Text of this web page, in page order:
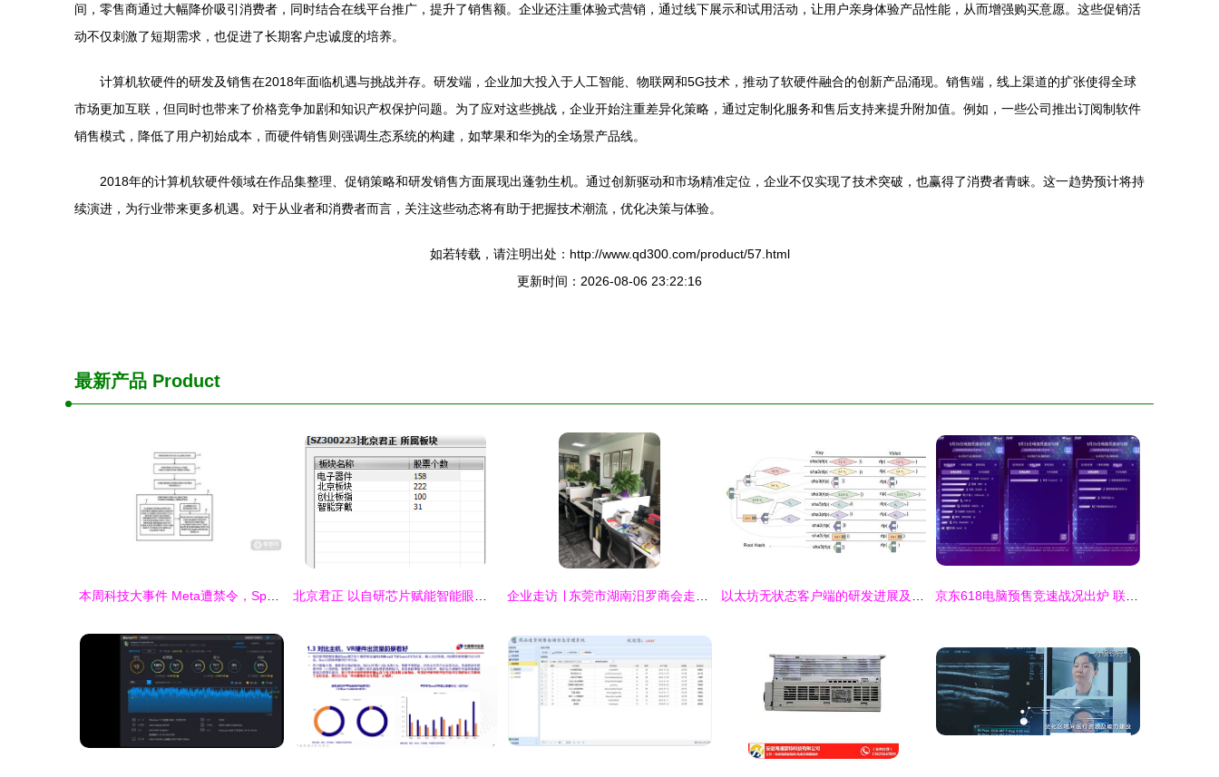
间，零售商通过大幅降价吸引消费者，同时结合在线平台推广，提升了销售额。企业还注重体验式营销，通过线下展示和试用活动，让用户亲身体验产品性能，从而增强购买意愿。这些促销活
动不仅刺激了短期需求，也促进了长期客户忠诚度的培养。
计算机软硬件的研发及销售在2018年面临机遇与挑战并存。研发端，企业加大投入于人工智能、物联网和5G技术，推动了软硬件融合的创新产品涌现。销售端，线上渠道的扩张使得全球
市场更加互联，但同时也带来了价格竞争加剧和知识产权保护问题。为了应对这些挑战，企业开始注重差异化策略，通过定制化服务和售后支持来提升附加值。例如，一些公司推出订阅制软件
销售模式，降低了用户初始成本，而硬件销售则强调生态系统的构建，如苹果和华为的全场景产品线。
2018年的计算机软硬件领域在作品集整理、促销策略和研发销售方面展现出蓬勃生机。通过创新驱动和市场精准定位，企业不仅实现了技术突破，也赢得了消费者青睐。这一趋势预计将持
续演进，为行业带来更多机遇。对于从业者和消费者而言，关注这些动态将有助于把握技术潮流，优化决策与体验。
如若转载，请注明出处：http://www.qd300.com/product/57.html
更新时间：2026-08-06 23:22:16
最新产品 Product